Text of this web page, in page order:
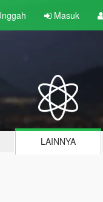
Masuk
LAINNYA